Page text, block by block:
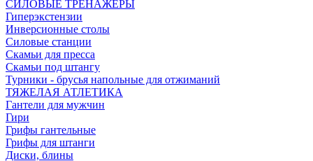
СИЛОВЫЕ ТРЕНАЖЕРЫ
Гиперэкстензии
Инверсионные столы
Силовые станции
Скамьи для пресса
Скамьи под штангу
Турники - брусья напольные для отжиманий
ТЯЖЕЛАЯ АТЛЕТИКА
Гантели для мужчин
Гири
Грифы гантельные
Грифы для штанги
Диски, блины